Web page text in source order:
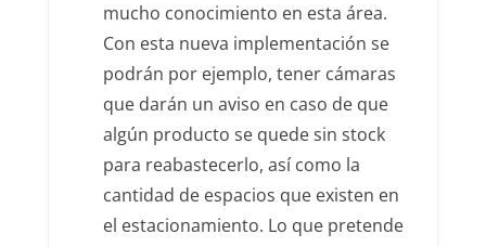
mucho conocimiento en esta área.
Con esta nueva implementación se
podrán por ejemplo, tener cámaras
que darán un aviso en caso de que
algún producto se quede sin stock
para reabastecerlo, así como la
cantidad de espacios que existen en
el estacionamiento. Lo que pretende